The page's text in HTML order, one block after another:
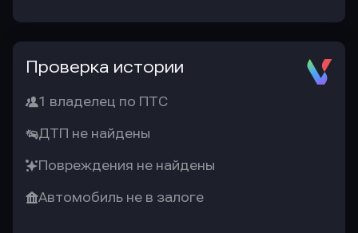
Проверка истории
1 владелец по ПТС
ДТП не найдены
Повреждения не найдены
Автомобиль не в залоге